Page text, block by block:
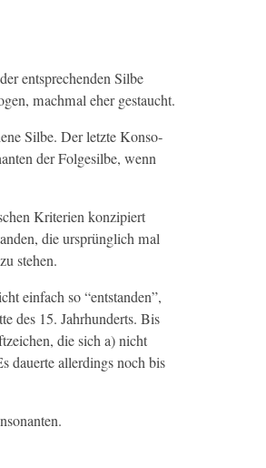
entsprechen­den Silbe
mach­mal eher gestaucht.
Silbe. Der let­zte Kon­so­
der Fol­ge­silbe, wenn
Kri­te­rien konzip­iert
die ursprünglich mal
stehen.
ein­fach so “ent­standen”,
des 15. Jahrhun­derts. Bis
die sich a) nicht
dauerte allerd­ings noch bis